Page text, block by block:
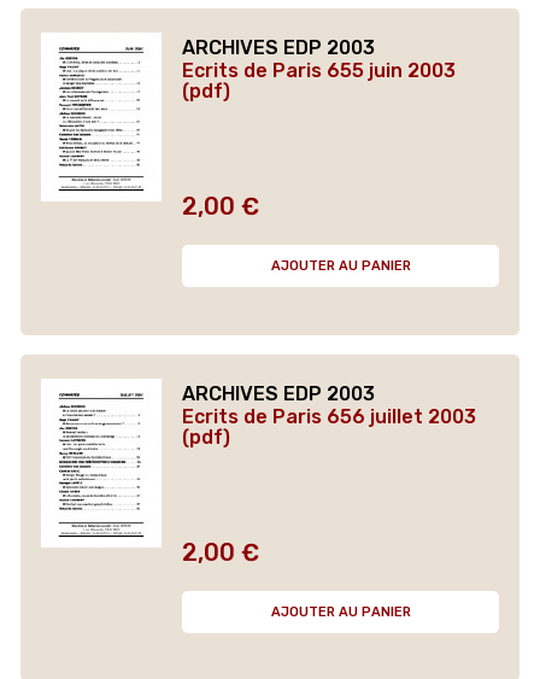
ARCHIVES EDP 2003
Ecrits de Paris 655 juin 2003
(pdf)
Prix
2,00 €
AJOUTER AU PANIER
ARCHIVES EDP 2003
Ecrits de Paris 656 juillet 2003
(pdf)
Prix
2,00 €
AJOUTER AU PANIER